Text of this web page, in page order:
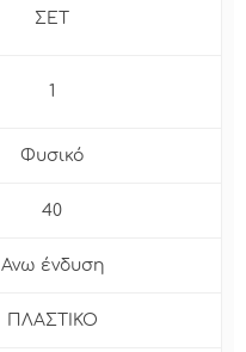
ΣΕΤ
1
Φυσικό
40
Ανω ένδυση
ΠΛΑΣΤΙΚΟ